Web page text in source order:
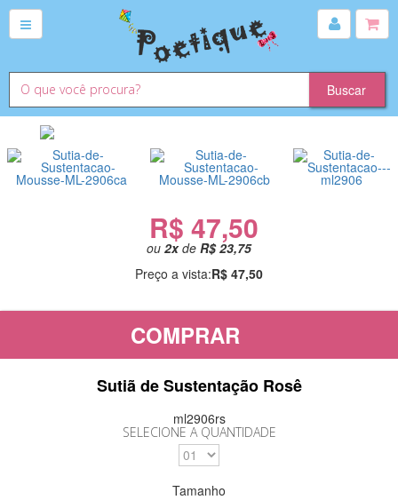
R$ 47,50
ou 2xde R$ 23,75
Preço a vista:R$ 47,50
COMPRAR
Sutiã de Sustentação Rosê
ml2906rs
SELECIONE A QUANTIDADE
Tamanho